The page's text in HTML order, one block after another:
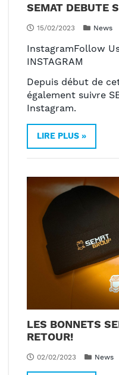
SEMAT DEBUTE
15/02/2023 News
InstagramFollow
INSTAGRAM
Depuis début de
également suivre
Instagram.
LIRE PLUS »
LES BONNETS
RETOUR!
02/02/2023 News